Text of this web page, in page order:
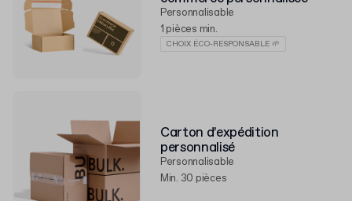
Personnalisable
1 pièces min.
CHOIX ÉCO-RESPONSABLE 🌱
Carton d’expédition
personnalisé
Personnalisable
Min. 30 pièces